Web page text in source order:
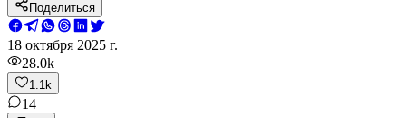
Поделиться
18 октября 2025 г.
28.0k
1.1k
14